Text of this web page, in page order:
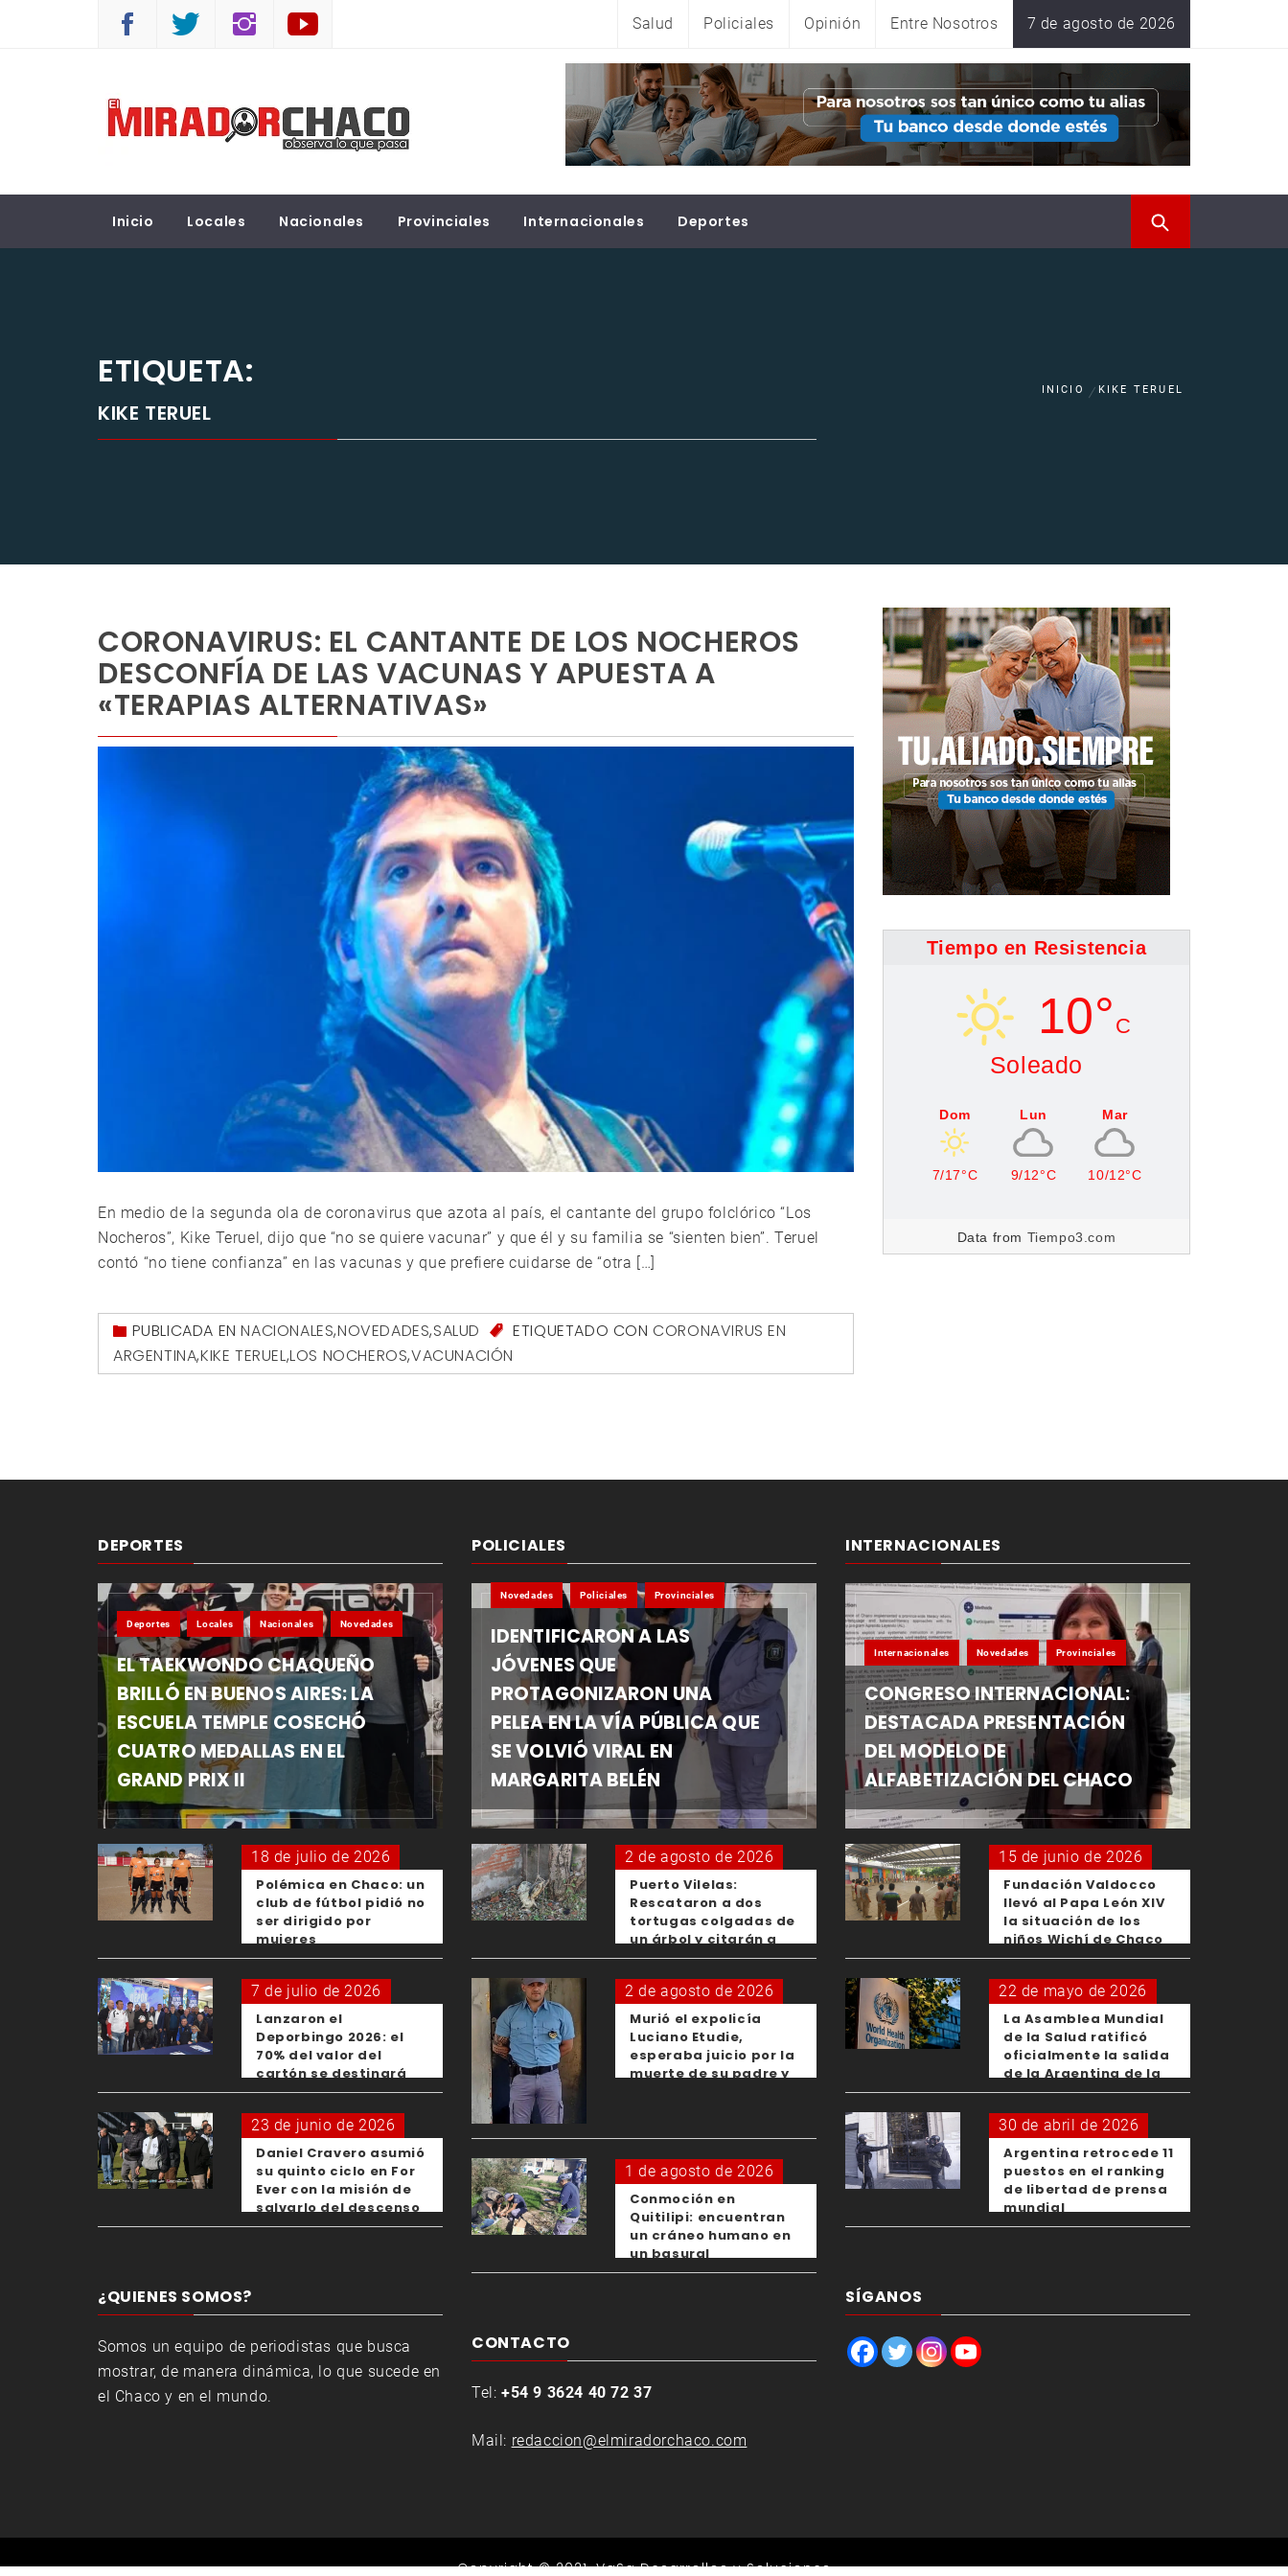
Salud Policiales Opinión Entre Nosotros 7 de agosto de 2026
EL MIRADOR CHACO
Inicio Locales Nacionales Provinciales Internacionales Deportes
ETIQUETA:
KIKE TERUEL
INICIO KIKE TERUEL
CORONAVIRUS: EL CANTANTE DE LOS NOCHEROS
DESCONFÍA DE LAS VACUNAS Y APUESTA A
«TERAPIAS ALTERNATIVAS»
En medio de la segunda ola de coronavirus que azota al país, el cantante del grupo folclórico “Los
Nocheros”, Kike Teruel, dijo que “no se quiere vacunar” y que él y su familia se “sienten bien”. Teruel
contó “no tiene confianza” en las vacunas y que prefiere cuidarse de “otra […]
PUBLICADA ENNACIONALES,NOVEDADES,SALUD ETIQUETADO CONCORONAVIRUS EN
ARGENTINA,KIKE TERUEL,LOS NOCHEROS,VACUNACIÓN
Tiempo en Resistencia
10° C
Soleado
Dom
7/17°C
Lun
9/12°C
Mar
10/12°C
Data from Tiempo3.com
DEPORTES
Deportes Locales Nacionales Novedades
EL TAEKWONDO CHAQUEÑO
BRILLÓ EN BUENOS AIRES: LA
ESCUELA TEMPLE COSECHÓ
CUATRO MEDALLAS EN EL
GRAND PRIX II
18 de julio de 2026
Polémica en Chaco: un
club de fútbol pidió no
ser dirigido por
mujeres
7 de julio de 2026
Lanzaron el
Deporbingo 2026: el
70% del valor del
cartón se destinará
para los clubes
23 de junio de 2026
Daniel Cravero asumió
su quinto ciclo en For
Ever con la misión de
salvarlo del descenso
¿QUIENES SOMOS?
Somos un equipo de periodistas que busca
mostrar, de manera dinámica, lo que sucede en
el Chaco y en el mundo.
POLICIALES
Novedades Policiales Provinciales
IDENTIFICARON A LAS
JÓVENES QUE
PROTAGONIZARON UNA
PELEA EN LA VÍA PÚBLICA QUE
SE VOLVIÓ VIRAL EN
MARGARITA BELÉN
2 de agosto de 2026
Puerto Vilelas:
Rescataron a dos
tortugas colgadas de
un árbol y citarán a
los padres de los
menores responsables
2 de agosto de 2026
Murió el expolicía
Luciano Etudie,
esperaba juicio por la
muerte de su padre y
1 de agosto de 2026
Conmoción en
Quitilipi: encuentran
un cráneo humano en
un basural
CONTACTO
Tel: +54 9 3624 40 72 37
Mail: redaccion@elmiradorchaco.com
INTERNACIONALES
Internacionales Novedades Provinciales
CONGRESO INTERNACIONAL:
DESTACADA PRESENTACIÓN
DEL MODELO DE
ALFABETIZACIÓN DEL CHACO
15 de junio de 2026
Fundación Valdocco
llevó al Papa León XIV
la situación de los
niños Wichí de Chaco
22 de mayo de 2026
La Asamblea Mundial
de la Salud ratificó
oficialmente la salida
de la Argentina de la
OMS
30 de abril de 2026
Argentina retrocede 11
puestos en el ranking
de libertad de prensa
mundial
SÍGANOS
Copyright © 2021.VaSa Desarrollos y Soluciones